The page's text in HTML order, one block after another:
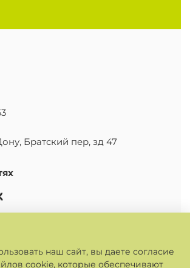
Братский пер, зд 47
наш сайт, вы даете согласие
cookie, которые обеспечивают